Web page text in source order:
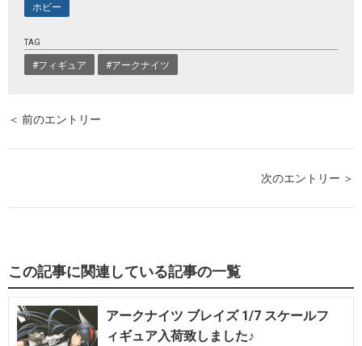
ホビー
TAG
#フィギュア #アークナイツ
＜ 前のエントリー
次のエントリー ＞
この記事に関連している記事の一覧
アークナイツ ブレイズ 1/7 スケールフ
ィギュア入荷致しました♪